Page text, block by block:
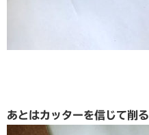
あとはカッターを信じて削る